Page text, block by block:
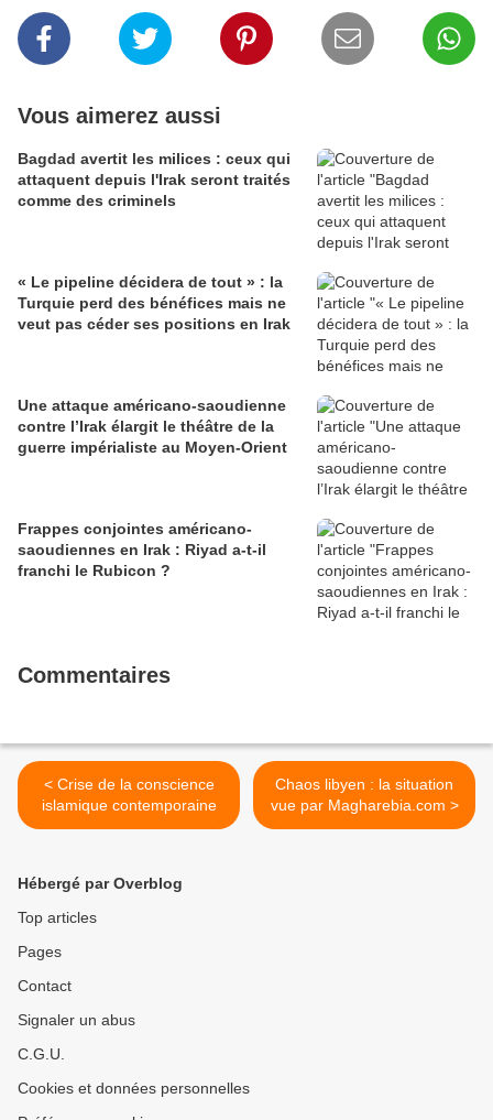
Vous aimerez aussi
Bagdad avertit les milices : ceux qui
attaquent depuis l'Irak seront traités
comme des criminels
« Le pipeline décidera de tout » : la
Turquie perd des bénéfices mais ne
veut pas céder ses positions en Irak
Une attaque américano-saoudienne
contre l’Irak élargit le théâtre de la
guerre impérialiste au Moyen-Orient
Frappes conjointes américano-
saoudiennes en Irak : Riyad a-t-il
franchi le Rubicon ?
Commentaires
< Crise de la conscience
islamique contemporaine
Chaos libyen : la situation
vue par Magharebia.com >
Hébergé par Overblog
Top articles
Pages
Contact
Signaler un abus
C.G.U.
Cookies et données personnelles